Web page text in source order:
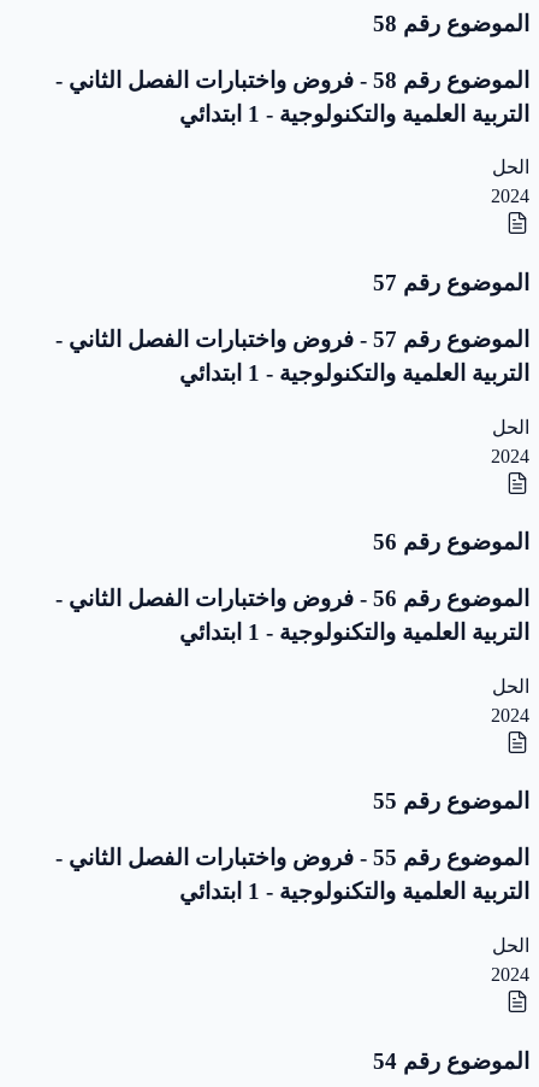
الموضوع رقم 58
الموضوع رقم 58 - فروض واختبارات الفصل الثاني -
التربية العلمية والتكنولوجية - 1 ابتدائي
الحل
2024
الموضوع رقم 57
الموضوع رقم 57 - فروض واختبارات الفصل الثاني -
التربية العلمية والتكنولوجية - 1 ابتدائي
الحل
2024
الموضوع رقم 56
الموضوع رقم 56 - فروض واختبارات الفصل الثاني -
التربية العلمية والتكنولوجية - 1 ابتدائي
الحل
2024
الموضوع رقم 55
الموضوع رقم 55 - فروض واختبارات الفصل الثاني -
التربية العلمية والتكنولوجية - 1 ابتدائي
الحل
2024
الموضوع رقم 54